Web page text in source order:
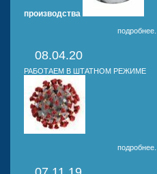
производства
подробнее...
08.04.20
РАБОТАЕМ В ШТАТНОМ РЕЖИМЕ
подробнее...